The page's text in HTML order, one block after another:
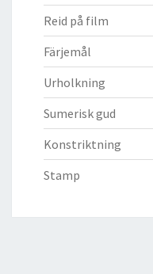
Reid på film
Färjemål
Urholkning
Sumerisk gud
Konstriktning
Stamp